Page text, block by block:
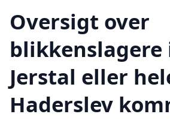
Oversigt over
blikkenslagere
Jerstal eller
Haderslev